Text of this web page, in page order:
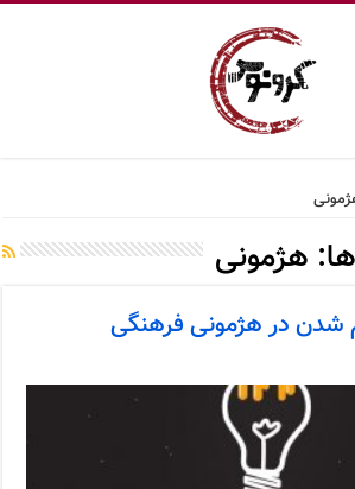
هژمونی
شدن در هژمونی فرهنگی